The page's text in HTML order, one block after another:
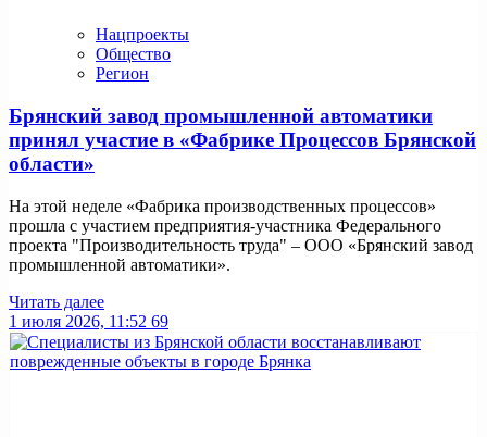
Нацпроекты
Общество
Регион
Брянский завод промышленной автоматики
принял участие в «Фабрике Процессов Брянской
области»
На этой неделе «Фабрика производственных процессов»
прошла с участием предприятия-участника Федерального
проекта "Производительность труда" – ООО «Брянский завод
промышленной автоматики».
Читать далее
1 июля 2026, 11:52 69